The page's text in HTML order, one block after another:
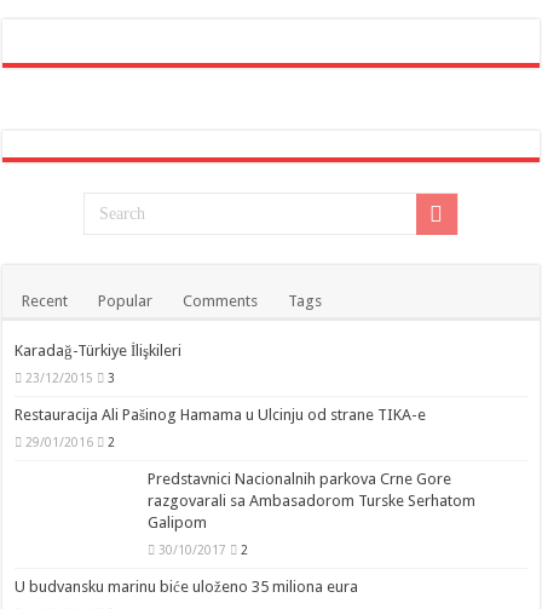
Recent Popular Comments Tags
Karadağ-Türkiye İlişkileri
23/12/2015 3
Restauracija Ali Pašinog Hamama u Ulcinju od strane TIKA-e
29/01/2016 2
Predstavnici Nacionalnih parkova Crne Gore
razgovarali sa Ambasadorom Turske Serhatom
Galipom
30/10/2017 2
U budvansku marinu biće uloženo 35 miliona eura